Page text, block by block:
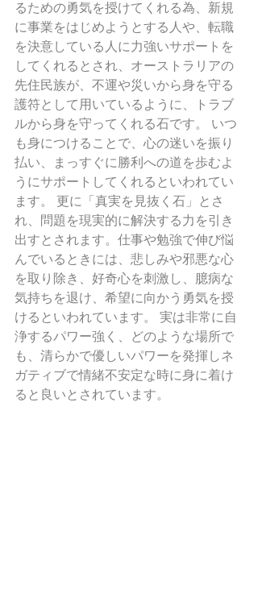
るための勇気を授けてくれる為、新規
に事業をはじめようとする人や、転職
を決意している人に力強いサポートを
してくれるとされ、オーストラリアの
先住民族が、不運や災いから身を守る
護符として用いているように、トラブ
ルから身を守ってくれる石です。 いつ
も身につけることで、心の迷いを振り
払い、まっすぐに勝利への道を歩むよ
うにサポートしてくれるといわれてい
ます。 更に「真実を見抜く石」とさ
れ、問題を現実的に解決する力を引き
出すとされます。仕事や勉強で伸び悩
んでいるときには、悲しみや邪悪な心
を取り除き、好奇心を刺激し、臆病な
気持ちを退け、希望に向かう勇気を授
けるといわれています。 実は非常に自
浄するパワー強く、どのような場所で
も、清らかで優しいパワーを発揮しネ
ガティブで情緒不安定な時に身に着け
ると良いとされています。